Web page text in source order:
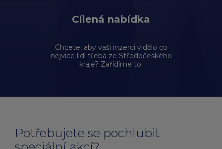
Cílená nabídka
Chcete, aby vaši inzerci vidělo co
nejvíce lidí třeba ze Středočeského
kraje? Zařídíme to.
Potřebujete se pochlubit